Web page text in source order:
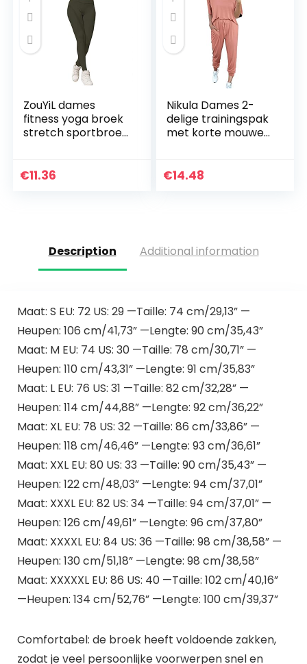
ZouYiL dames
fitness yoga broek
stretch sportbroek
in volledige lengte…
€11.36
Nikula Dames 2-
delige trainingspak
met korte mouwen
Sweatshirt en
€14.48
Description Additional information
Maat: S EU: 72 US: 29 —Taille: 74 cm/29,13” —
Heupen: 106 cm/41,73” —Lengte: 90 cm/35,43”
Maat: M EU: 74 US: 30 —Taille: 78 cm/30,71” —
Heupen: 110 cm/43,31” —Lengte: 91 cm/35,83”
Maat: L EU: 76 US: 31 —Taille: 82 cm/32,28” —
Heupen: 114 cm/44,88” —Lengte: 92 cm/36,22”
Maat: XL EU: 78 US: 32 —Taille: 86 cm/33,86” —
Heupen: 118 cm/46,46” —Lengte: 93 cm/36,61”
Maat: XXL EU: 80 US: 33 —Taille: 90 cm/35,43” —
Heupen: 122 cm/48,03” —Lengte: 94 cm/37,01”
Maat: XXXL EU: 82 US: 34 —Taille: 94 cm/37,01” —
Heupen: 126 cm/49,61” —Lengte: 96 cm/37,80”
Maat: XXXXL EU: 84 US: 36 —Taille: 98 cm/38,58” —
Heupen: 130 cm/51,18” —Lengte: 98 cm/38,58”
Maat: XXXXXL EU: 86 US: 40 —Taille: 102 cm/40,16”
—Heupen: 134 cm/52,76” —Lengte: 100 cm/39,37”
Comfortabel: de broek heeft voldoende zakken,
zodat je veel persoonlijke voorwerpen snel en